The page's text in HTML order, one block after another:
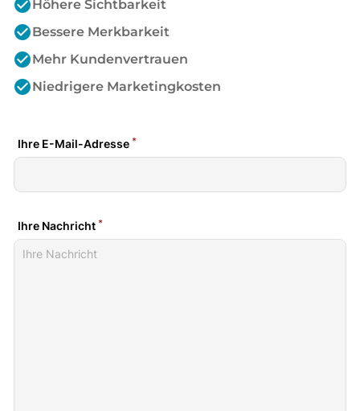
check_circleHöhere Sichtbarkeit
check_circleBessere Merkbarkeit
check_circleMehr Kundenvertrauen
check_circleNiedrigere Marketingkosten